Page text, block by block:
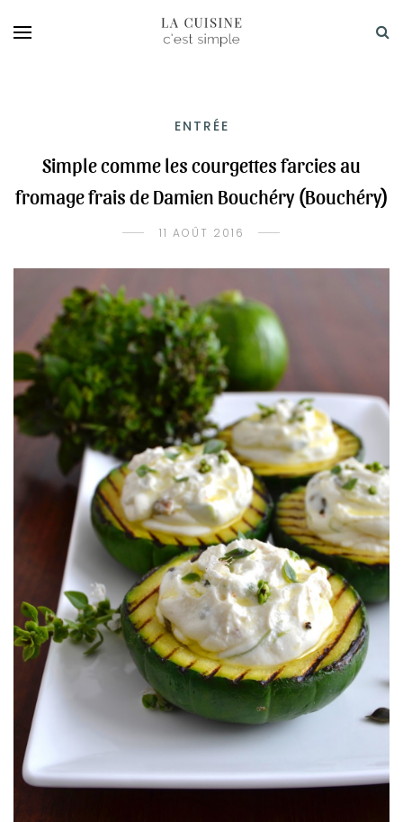
ENTRÉE
Simple comme les courgettes farcies au
fromage frais de Damien Bouchéry (Bouchéry)
11 AOÛT 2016